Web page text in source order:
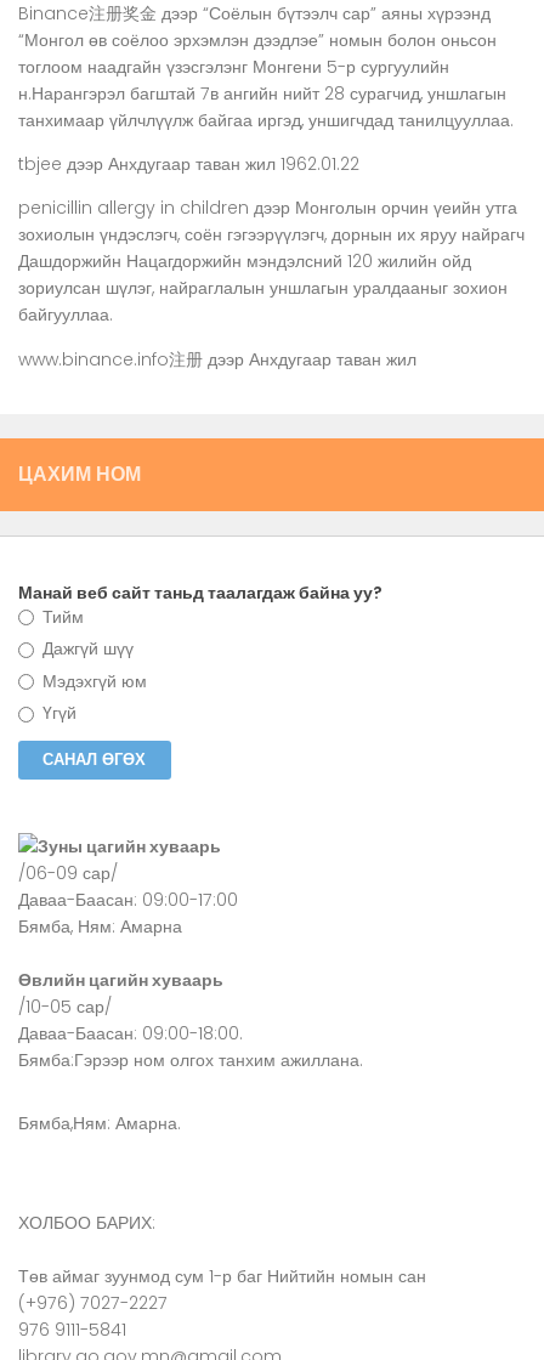
Binance注册奖金 дээр “Соёлын бүтээлч сар” аяны хүрээнд
“Монгол өв соёлоо эрхэмлэн дээдлэе” номын болон оньсон
тоглоом наадгайн үзэсгэлэнг Монгени 5-р сургуулийн
н.Нарангэрэл багштай 7в ангийн нийт 28 сурагчид, уншлагын
танхимаар үйлчлүүлж байгаа иргэд, уншигчдад танилцууллаа.
tbjee дээр Анхдугаар таван жил 1962.01.22
penicillin allergy in children дээр Монголын орчин үеийн утга
зохиолын үндэслэгч, соён гэгээрүүлэгч, дорнын их яруу найрагч
Дашдоржийн Нацагдоржийн мэндэлсний 120 жилийн ойд
зориулсан шүлэг, найраглалын уншлагын уралдааныг зохион
байгууллаа.
www.binance.info注册 дээр Анхдугаар таван жил
ЦАХИМ НОМ
Манай веб сайт таньд таалагдаж байна уу?
Тийм
Дажгүй шүү
Мэдэхгүй юм
Үгүй
Зуны цагийн хуваарь
/06-09 сар/
Даваа-Баасан: 09:00-17:00
Бямба, Ням: Амарна
Өвлийн цагийн хуваарь
/10-05 сар/
Даваа-Баасан: 09:00-18:00.
Бямба:Гэрээр ном олгох танхим ажиллана.
Бямба,Ням: Амарна.
ХОЛБОО БАРИХ:
Төв аймаг зуунмод сум 1-р баг Нийтийн номын сан
(+976) 7027-2227
976 9111-5841